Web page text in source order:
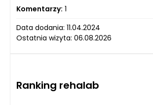
Komentarzy: 1
Data dodania: 11.04.2024
Ostatnia wizyta: 06.08.2026
Ranking rehalab